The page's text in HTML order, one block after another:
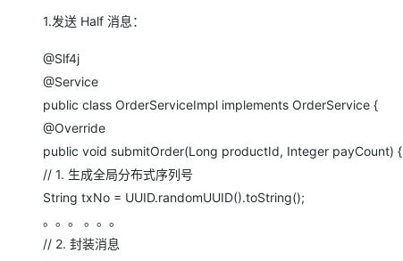
1.发送 Half 消息：
@Slf4j
@Service
public class OrderServiceImpl implements OrderService {
@Override
public void submitOrder(Long productId, Integer payCount) {
// 1. 生成全局分布式序列号
String txNo = UUID.randomUUID().toString();
。。。 。。。
// 2. 封装消息